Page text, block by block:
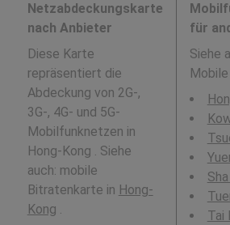
Netzabdeckungskarte
nach Anbieter
Diese Karte
repräsentiert die
Abdeckung von 2G-,
3G-, 4G- und 5G-
Mobilfunknetzen in
Hong-Kong . Siehe
auch: mobile
Bitratenkarte in Hong-
Kong .
für
Siehe
Tai